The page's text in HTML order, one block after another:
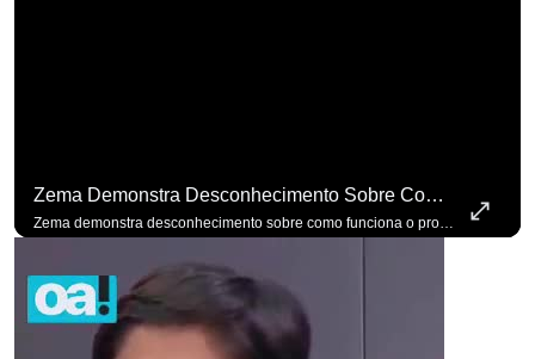
Zema Demonstra Desconhecimento Sobre Como Funciona O Processo De Mudança Das Leis. #OAntagonista
Zema demonstra desconhecimento sobre como funciona o processo de mudança das leis. #OAntagonista Se você busca informação com credibilidade, inscreva-se agora e ative o